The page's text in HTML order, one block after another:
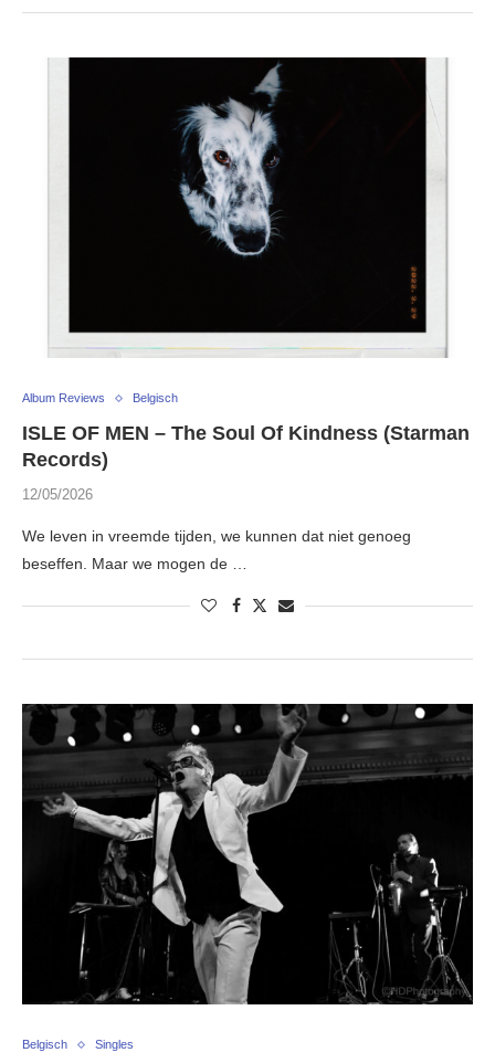
Album Reviews Belgisch
ISLE OF MEN – The Soul Of Kindness (Starman
Records)
12/05/2026
We leven in vreemde tijden, we kunnen dat niet genoeg
beseffen. Maar we mogen de …
Belgisch Singles